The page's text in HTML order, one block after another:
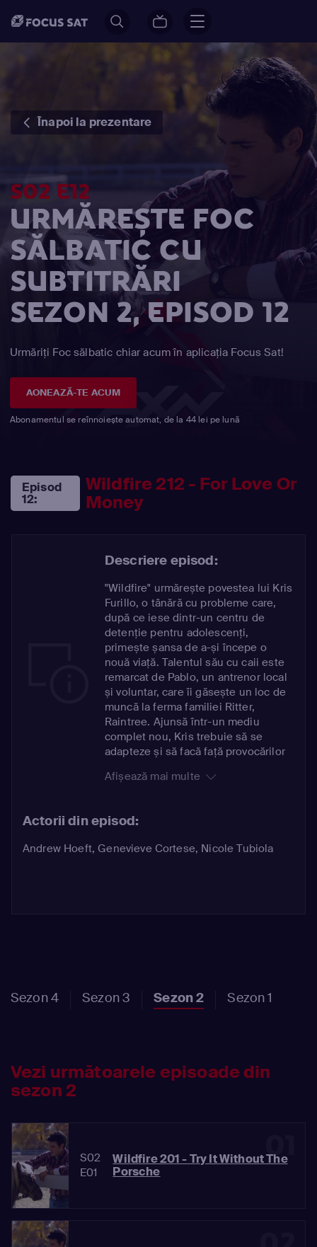
Înapoi la prezentare
S02 E12
URMĂREȘTE FOC
SĂLBATIC CU
SUBTITRĂRI
SEZON 2, EPISOD 12
Urmăriți Foc sălbatic chiar acum în aplicația Focus Sat!
AONEAZĂ-TE ACUM
Abonamentul se reînnoiește automat, de la 44 lei pe lună
Episod
12:
Wildfire 212 - For Love Or
Money
Descriere episod:
"Wildfire" urmărește povestea lui Kris
Furillo, o tânără cu probleme care,
după ce iese dintr-un centru de
detenție pentru adolescenți,
primește șansa de a-și începe o
nouă viață. Talentul său cu caii este
remarcat de Pablo, un antrenor local
și voluntar, care îi găsește un loc de
muncă la ferma familiei Ritter,
Raintree. Ajunsă într-un mediu
complet nou, Kris trebuie să se
adapteze și să facă față provocărilor
dezamăgească singura familie
propriile provocări, fiind într-o etapă
faliment. Kris și Wildfire trebuie să-i
Afișează mai multe
Actorii din episod:
Andrew Hoeft,Genevieve Cortese, Nicole Tubiola
Sezon 4 Sezon 3 Sezon 2 Sezon 1
Vezi următoarele episoade din
sezon 2
01
S02
E01
Wildfire 201 - Try It Without The
Porsche